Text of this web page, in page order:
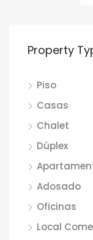
Property
Piso
Casas
Chalet
Dúplex
Adosado
Oficinas
Local